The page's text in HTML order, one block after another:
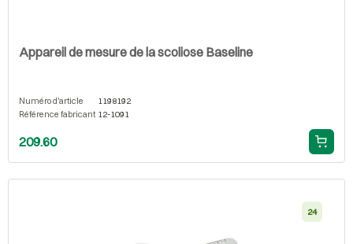
Appareil de mesure de la scoliose Baseline
Numéro d'article
1198192
Référence fabricant 12-1091
209.60
24